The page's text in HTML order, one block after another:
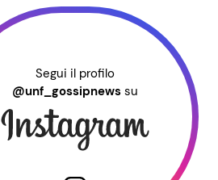
Segui il profilo
@unf_gossipnews su